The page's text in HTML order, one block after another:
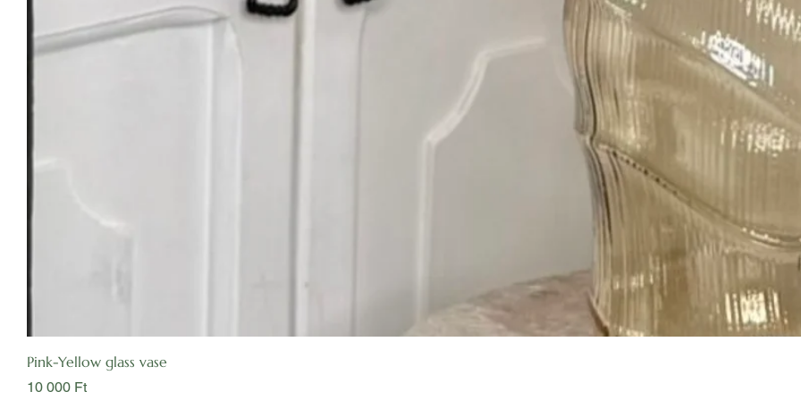
Pink-Yellow glass vase
Ár
10 000 Ft